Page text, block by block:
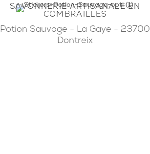
SAVONNERIE ARTISANALE EN
COMBRAILLES
Potion Sauvage - La Gaye - 23700
Dontreix